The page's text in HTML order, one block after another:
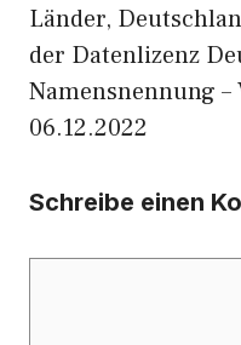
Länder,
der Datenlizenz
Namensnennung –
06.12.2022
Schreibe einen